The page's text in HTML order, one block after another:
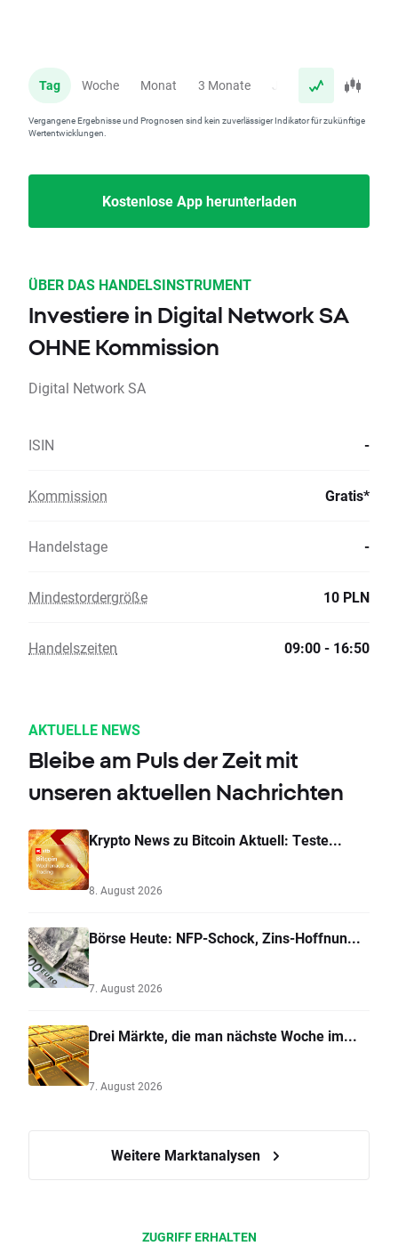
Tag Woche Monat 3 Monate Jahr
Vergangene Ergebnisse und Prognosen sind kein zuverlässiger Indikator für zukünftige
Wertentwicklungen.
Kostenlose App herunterladen
ÜBER DAS HANDELSINSTRUMENT
Investiere in Digital Network SA
OHNE Kommission
Digital Network SA
ISIN -
Kommission Gratis*
Handelstage -
Mindestordergröße 10 PLN
Handelszeiten 09:00 - 16:50
AKTUELLE NEWS
Bleibe am Puls der Zeit mit
unseren aktuellen Nachrichten
Krypto News zu Bitcoin Aktuell: Teste...
8. August 2026
Börse Heute: NFP-Schock, Zins-Hoffnun...
7. August 2026
Drei Märkte, die man nächste Woche im...
7. August 2026
Weitere Marktanalysen
ZUGRIFF ERHALTEN